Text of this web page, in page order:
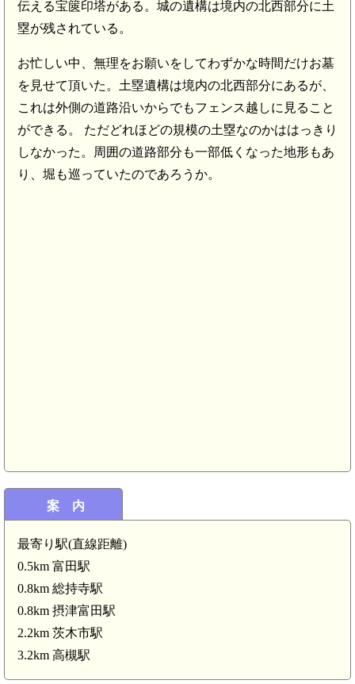
伝える宝篋印塔がある。城の遺構は境内の北西部分に土
塁が残されている。
お忙しい中、無理をお願いをしてわずかな時間だけお墓
を見せて頂いた。土塁遺構は境内の北西部分にあるが、
これは外側の道路沿いからでもフェンス越しに見ること
ができる。 ただどれほどの規模の土塁なのかははっきり
しなかった。周囲の道路部分も一部低くなった地形もあ
り、堀も巡っていたのであろうか。
案 内
最寄り駅(直線距離)
0.5km 富田駅
0.8km 総持寺駅
0.8km 摂津富田駅
2.2km 茨木市駅
3.2km 高槻駅